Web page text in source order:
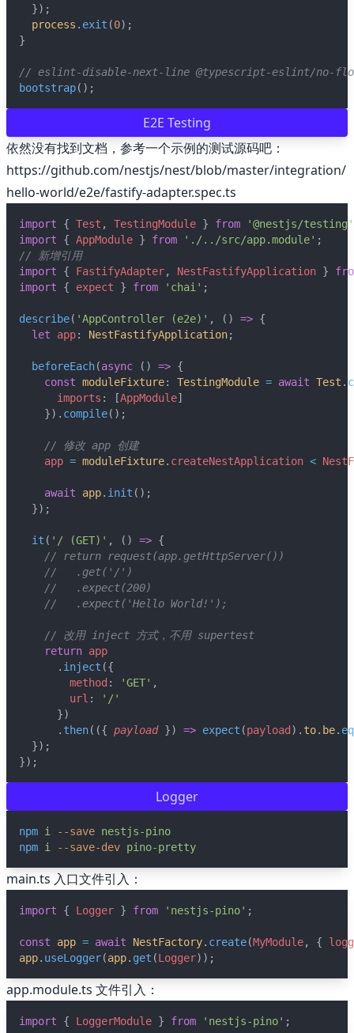
  });
process . exit (0);
}
// eslint-disable-next-line @typescript-eslint/no-
bootstrap();
E2E Testing
依然没有找到文档，参考一个示例的测试源码吧：
https://github.com/nestjs/nest/blob/master/integration/
hello-world/e2e/fastify-adapter.spec.ts
import { Test , TestingModule } from
'@nestjs/testing'
import { AppModule } from './../src/app.module' ;
// 新增引用
import { FastifyAdapter, NestFastifyApplication }
import { expect } from 'chai' ;
describe( 'AppController (e2e)' , () => {
let
app: NestFastifyApplication;
beforeEach(async () => {
const moduleFixture: TestingModule = await Test .
imports : [AppModule]
    }).
compile();
// 修改 app 创建
app = moduleFixture. createNestApplication <
await app. init ();
  });
it ( '/ (GET)' , () => {
// return request(app.getHttpServer())
//   .get('/')
//   .expect(200)
//   .expect('Hello World!');
// 改用 inject 方式，不用 supertest
return app
      .
inject ({
method : 'GET' ,
url :
'/'
      })
      .
then(({ payload }) => expect (payload ). to. be.
  });
});
Logger
npm i --save nestjs-pino
npm i --save-dev pino-pretty
main.ts 入口文件引入：
import { Logger } from 'nestjs-pino' ;
const app = await NestFactory. create(MyModule, {
app. useLogger(app. get (Logger));
app.module.ts 文件引入：
import { LoggerModule } from 'nestjs-pino' ;